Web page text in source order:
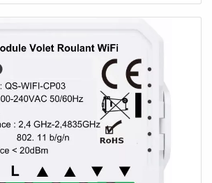
tactiles intuitives et silencieuses La
de commander l'ouverture et la
volets roulants en silence et en douceur.
confirme la prise en compte de l'ordre.
2 ans de garantie sur cet interrupteur
avec l'assistance de notre SAV.